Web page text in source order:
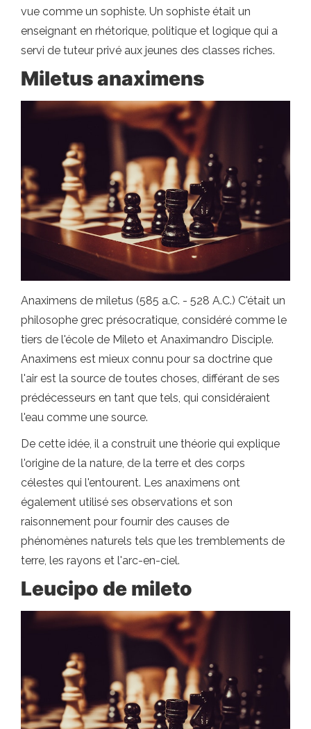
vue comme un sophiste. Un sophiste était un
enseignant en rhétorique, politique et logique qui a
servi de tuteur privé aux jeunes des classes riches.
Miletus anaximens
Anaximens de miletus (585 a.C. - 528 A.C.) C'était un
philosophe grec présocratique, considéré comme le
tiers de l'école de Mileto et Anaximandro Disciple.
Anaximens est mieux connu pour sa doctrine que
l'air est la source de toutes choses, différant de ses
prédécesseurs en tant que tels, qui considéraient
l'eau comme une source.
De cette idée, il a construit une théorie qui explique
l'origine de la nature, de la terre et des corps
célestes qui l'entourent. Les anaximens ont
également utilisé ses observations et son
raisonnement pour fournir des causes de
phénomènes naturels tels que les tremblements de
terre, les rayons et l'arc-en-ciel.
Leucipo de mileto